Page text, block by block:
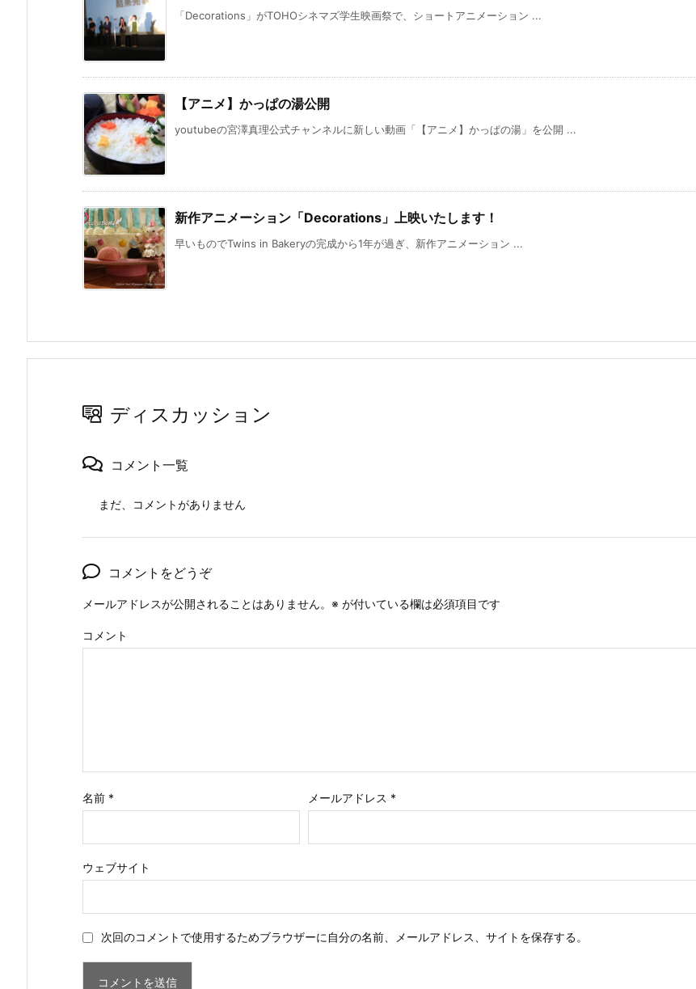
「Decorations」がTOHOシネマズ学生映画祭で、ショートアニメーション ...
【アニメ】かっぱの湯公開
youtubeの宮澤真理公式チャンネルに新しい動画「【アニメ】かっぱの湯」を公開 ...
新作アニメーション「Decorations」上映いたします！
早いものでTwins in Bakeryの完成から1年が過ぎ、新作アニメーション ...
ディスカッション
コメント一覧
まだ、コメントがありません
コメントをどうぞ
メールアドレスが公開されることはありません。 ※ が付いている欄は必須項目です
コメント
名前 * メールアドレス *
ウェブサイト
次回のコメントで使用するためブラウザーに自分の名前、メールアドレス、サイトを保存する。